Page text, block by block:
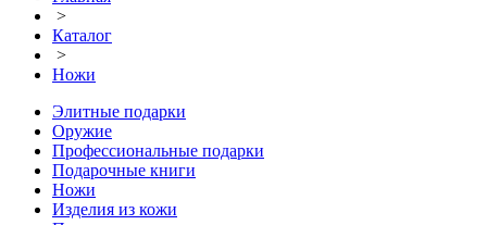
>
Каталог
>
Ножи
Элитные подарки
Оружие
Профессиональные подарки
Подарочные книги
Ножи
Изделия из кожи